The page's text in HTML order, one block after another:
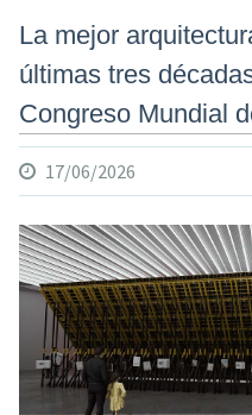
La mejor
últimas tres
Congreso Mundial
17/06/2026